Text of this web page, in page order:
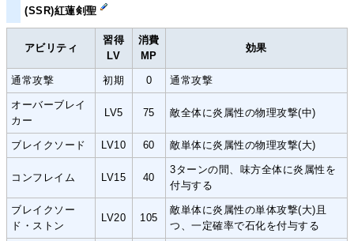
(SSR)紅蓮剣聖
アビリティ
習得
LV
消費
MP
効果
通常攻撃 初期 0 通常攻撃
オーバーブレイ
カー
LV5 75 敵全体に炎属性の物理攻撃(中)
ブレイクソード LV10 60 敵単体に炎属性の物理攻撃(大)
コンフレイム LV15 40
3ターンの間、味方全体に炎属性を
付与する
ブレイクソー
ド・ストン
LV20 105
敵単体に炎属性の単体攻撃(大)且
つ、一定確率で石化を付与する